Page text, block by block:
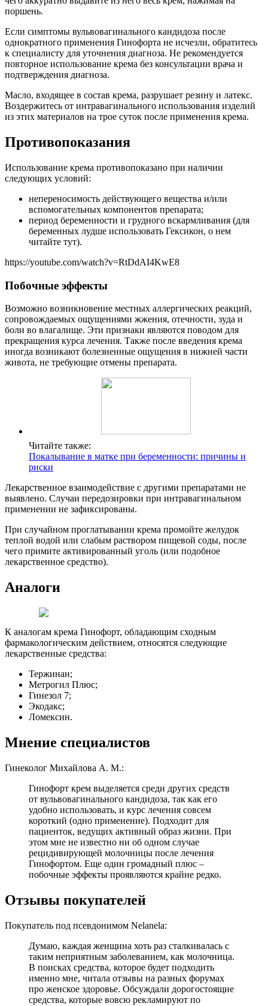
поршень.
Если симптомы вульвовагинального кандидоза после
однократного применения Гинофорта не исчезли, обратитесь
к специалисту для уточнения диагноза. Не рекомендуется
повторное использование крема без консультации врача и
подтверждения диагноза.
Масло, входящее в состав крема, разрушает резину и латекс.
Воздержитесь от интравагинального использования изделий
из этих материалов на трое суток после применения крема.
Противопоказания
Использование крема противопоказано при наличии
следующих условий:
непереносимость действующего вещества и/или
вспомогательных компонентов препарата;
период беременности и грудного вскармливания (для
беременных лудше использовать Гексикон, о нем
читайте тут).
https://youtube.com/watch?v=RtDdAI4KwE8
Побочные эффекты
Возможно возникновение местных аллергических реакций,
сопровождаемых ощущениями жжения, отечности, зуда и
боли во влагалище. Эти признаки являются поводом для
прекращения курса лечения. Также после введения крема
иногда возникают болезненные ощущения в нижней части
живота, не требующие отмены препарата.
Читайте также:
Покалывание в матке при беременности: причины и
риски
Лекарственное взаимодействие с другими препаратами не
выявлено. Случаи передозировки при интравагинальном
применении не зафиксированы.
При случайном проглатывании крема промойте желудок
теплой водой или слабым раствором пищевой соды, после
чего примите активированный уголь (или подобное
лекарственное средство).
Аналоги
К аналогам крема Гинофорт, обладающим сходным
фармакологическим действием, относятся следующие
лекарственные средства:
Тержинан;
Метрогил Плюс;
Гинезол 7;
Экодакс;
Ломексин.
Мнение специалистов
Гинеколог Михайлова А. М.:
Гинофорт крем выделяется среди других средств
от вульвовагинального кандидоза, так как его
удобно использовать, и курс лечения совсем
короткий (одно применение). Подходит для
пациенток, ведущих активный образ жизни. При
этом мне не известно ни об одном случае
рецидивирующей молочницы после лечения
Гинофортом. Еще один громадный плюс –
побочные эффекты проявляются крайне редко.
Отзывы покупателей
Покупатель под псевдонимом Nelanela:
Думаю, каждая женщина хоть раз сталкивалась с
таким неприятным заболеванием, как молочница.
В поисках средства, которое будет подходить
именно мне, читала отзывы на разных форумах
про женское здоровье. Обсуждали дорогостоящие
средства, которые вовсю рекламируют по